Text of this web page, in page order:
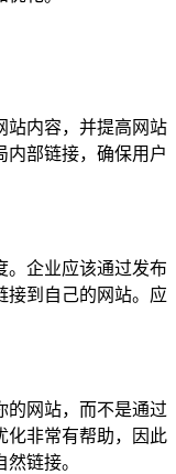
站内容，并提高网站
内部链接，确保用户
。企业应该通过发布
接到自己的网站。应
的网站，而不是通过
化非常有帮助，因此
链接。